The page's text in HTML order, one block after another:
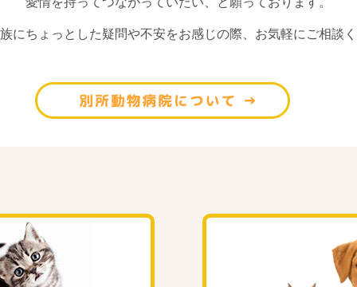
にちょっとした疑問や不安をお感じの際、お気軽にご相談